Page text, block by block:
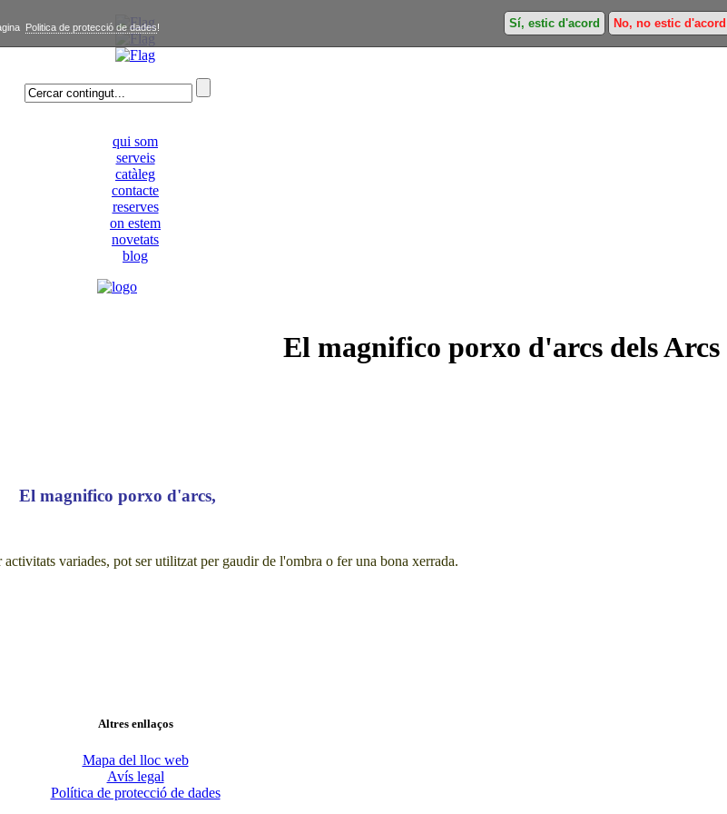
Politica de protecció de dades! Sí, estic d'acord No, no estic d'acord
qui som
serveis
catàleg
contacte
reserves
on estem
novetats
blog
El magnifico porxo d'arcs dels Arcs
El magnifico porxo d'arcs,
activitats variades, pot ser utilitzat per gaudir de l'ombra o fer una bona xerrada.
Altres enllaços
Mapa del lloc web
Avís legal
Política de protecció de dades